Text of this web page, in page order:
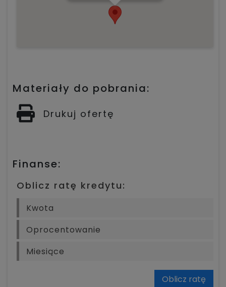
Materiały do pobrania:
Drukuj ofertę
Finanse:
Oblicz ratę kredytu:
Oblicz ratę